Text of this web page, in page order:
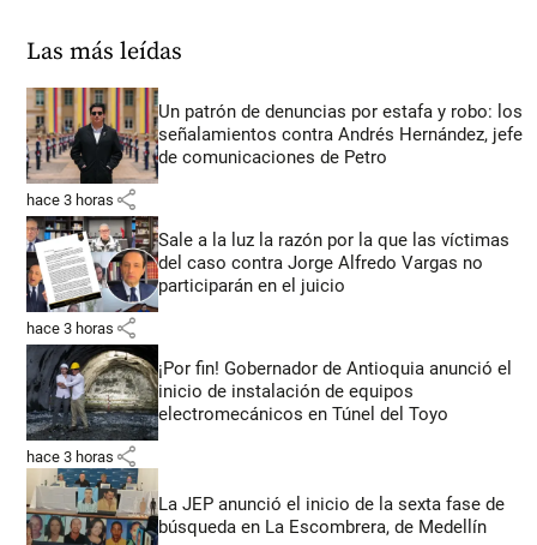
Las más leídas
Un patrón de denuncias por estafa y robo: los
señalamientos contra Andrés Hernández, jefe
de comunicaciones de Petro
hace 3 horas share
Sale a la luz la razón por la que las víctimas
del caso contra Jorge Alfredo Vargas no
participarán en el juicio
hace 3 horas share
¡Por fin! Gobernador de Antioquia anunció el
inicio de instalación de equipos
electromecánicos en Túnel del Toyo
hace 3 horas share
La JEP anunció el inicio de la sexta fase de
búsqueda en La Escombrera, de Medellín